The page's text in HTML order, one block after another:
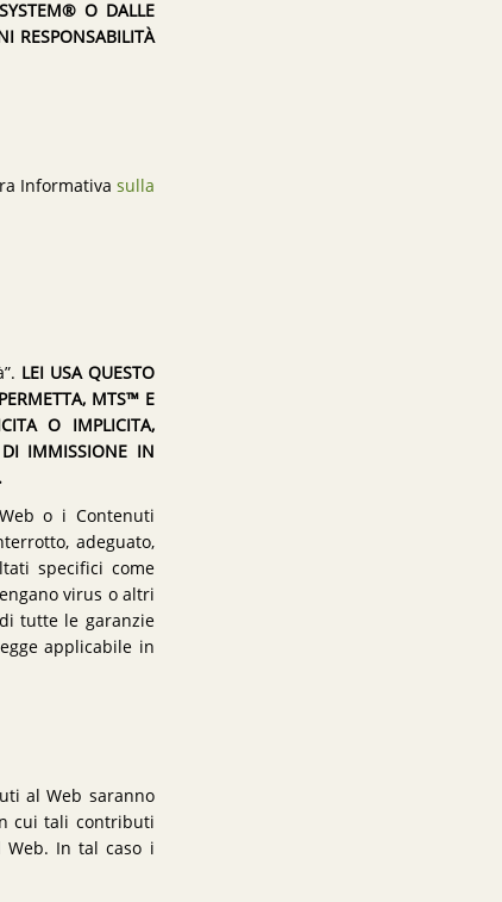
O DALLE
RESPONSABILITÀ
Informativa sulla
LEI USA QUESTO
MTS™ E
O IMPLICITA,
DI IMMISSIONE IN
o i Contenuti
adeguato,
specifici come
virus o altri
tutte le garanzie
applicabile in
al Web saranno
cui tali contributi
Web. In tal caso i